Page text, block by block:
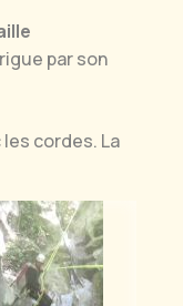
par son
cordes. La
atteignent
est unique
qu’au